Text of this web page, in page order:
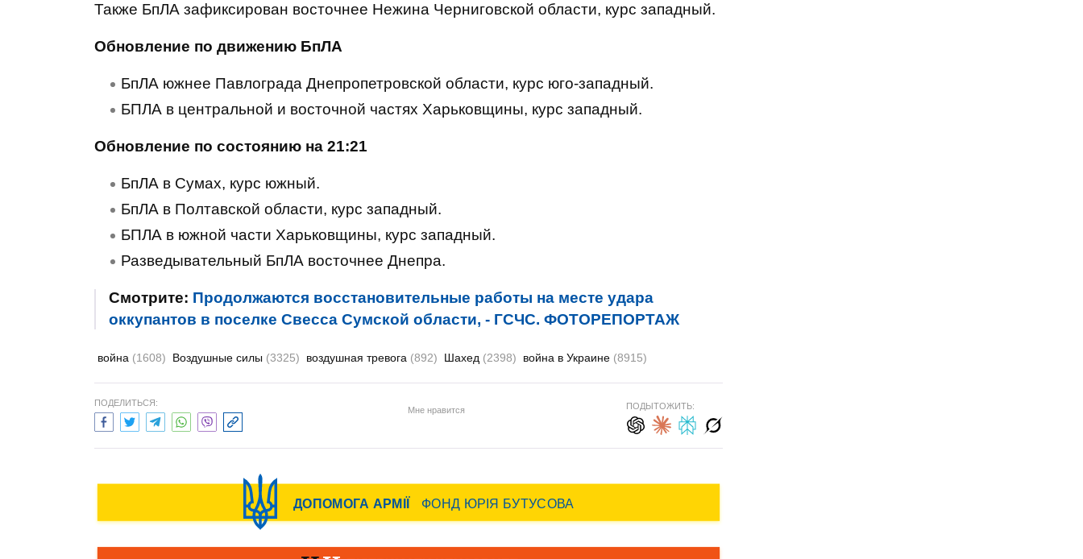
Также БпЛА зафиксирован восточнее Нежина Черниговской области, курс западный.
Обновление по движению БпЛА
БпЛА южнее Павлограда Днепропетровской области, курс юго-западный.
БПЛА в центральной и восточной частях Харьковщины, курс западный.
Обновление по состоянию на 21:21
БпЛА в Сумах, курс южный.
БпЛА в Полтавской области, курс западный.
БПЛА в южной части Харьковщины, курс западный.
Разведывательный БпЛА восточнее Днепра.
Смотрите: Продолжаются восстановительные работы на месте удара
оккупантов в поселке Свесса Сумской области, - ГСЧС. ФОТОРЕПОРТАЖ
война (1608) Воздушные силы (3325) воздушная тревога (892) Шахед (2398) война в Украине (8915)
ПОДЕЛИТЬСЯ:
Мне нравится ПОДЫТОЖИТЬ: